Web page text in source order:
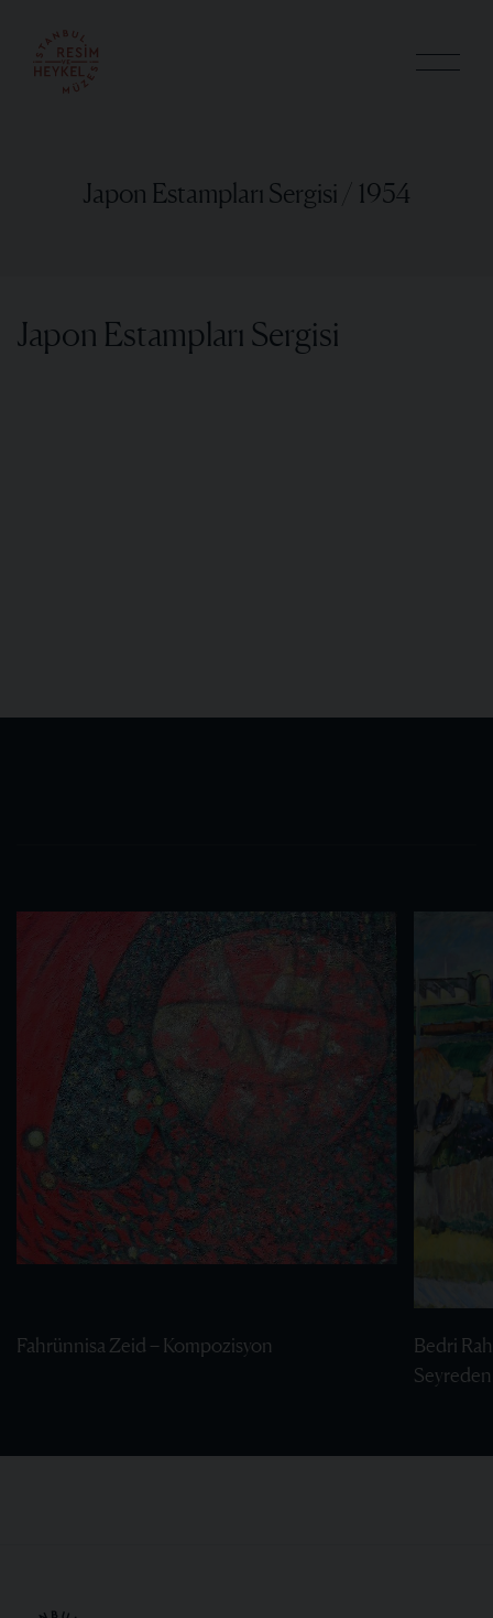
Japon Estampları Sergisi / 1954
Japon Estampları Sergisi
Fahrünnisa Zeid – Kompozisyon
Bedri